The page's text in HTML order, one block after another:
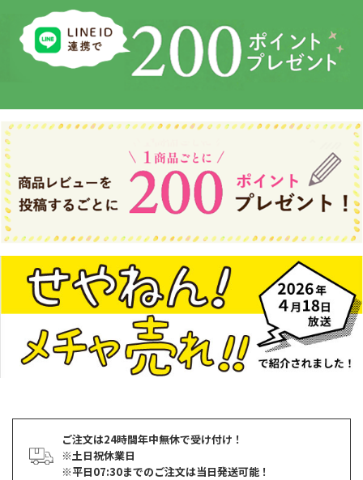
ご注文は24時間年中無休で受け付け！
※土日祝休業日
※平日07:30までのご注文は当日発送可能！